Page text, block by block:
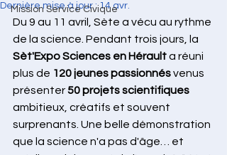
Mission Service Civique
Dernière mise à jour :14 avr.
Du 9 au 11 avril, Sète a vécu au rythme
de la science. Pendant trois jours, la
Sèt'Expo Sciences en Hérault a réuni
plus de 120 jeunes passionnés venus
présenter 50 projets scientifiques
ambitieux, créatifs et souvent
surprenants. Une belle démonstration
que la science n'a pas d'âge… et